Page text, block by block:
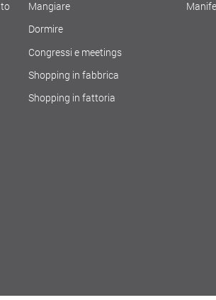
Mangiare
Dormire
Congressi e meetings
Shopping in fabbrica
Shopping in fattoria